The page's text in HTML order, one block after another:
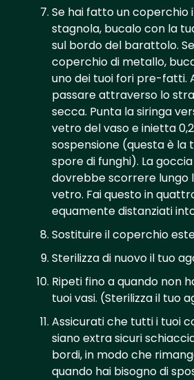
Se hai fatto un
stagnola, bucalo con la
sul bordo del barattolo.
coperchio di metallo,
uno dei tuoi fori pre-fatti.
passare attraverso lo
secca. Punta la siringa
vetro del vaso e inietta
sospensione (questa è la
spore di funghi). La
dovrebbe scorrere lungo
vetro. Fai questo in
equamente distanziati
Sostituire il coperchio
Sterilizza di nuovo il tuo
Ripeti fino a quando non
tuoi vasi. (Sterilizza il tuo
Assicurati che tutti i tuoi
siano extra sicuri
bordi, in modo che
quando hai bisogno di